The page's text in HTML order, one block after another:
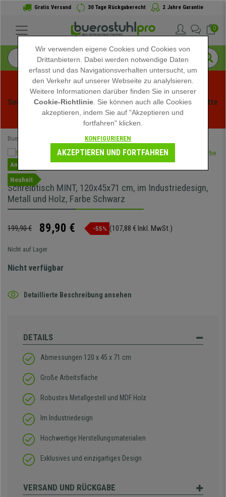
Gratis Versand 30 Tage Rückgaberecht 2 Jahre Garantie
0
Sommerschlussverauf bei buerstuhlpro! Exklusive Rabatte
für kurze Zeit - Aktion ansehen -
Buerostuhlpro Computertische
Angebot
Neuheit
Schreibtisch MINT, 120x45x71 cm, im Industriedesign,
Metall und Holz, Farbe Schwarz
199,90 € 89,90 € -55% (107,88 € Inkl. MwSt.)
Nicht auf Lager
Nicht verfügbar
Detaillierte Beschreibung ansehen
DETAILS
Abmessungen 120 x 45 x 71 cm
Große Arbeitsfläche
Robustes Metallgestell und MDF Holz
Im Industriedesign
Hochwertige Herstellungsmaterialien
Exklusives und einzigartiges Design
VERSAND UND RÜCKGABE
Wir verwenden eigene Cookies und Cookies von
Drittanbietern. Dabei werden notwendige Daten
erfasst und das Navigationsverhalten untersucht, um
den Verkehr auf unserer Webseite zu analylsieren.
Weitere Informationen darüber finden Sie in unserer
Cookie-Richtlinie . Sie können auch alle Cookies
akzeptieren, indem Sie auf "Akzeptieren und
fortfahren" klicken.
KONFIGURIEREN
AKZEPTIEREN UND FORTFAHREN